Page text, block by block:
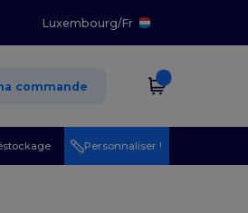
Luxembourg/Fr
commande
Personnaliser !